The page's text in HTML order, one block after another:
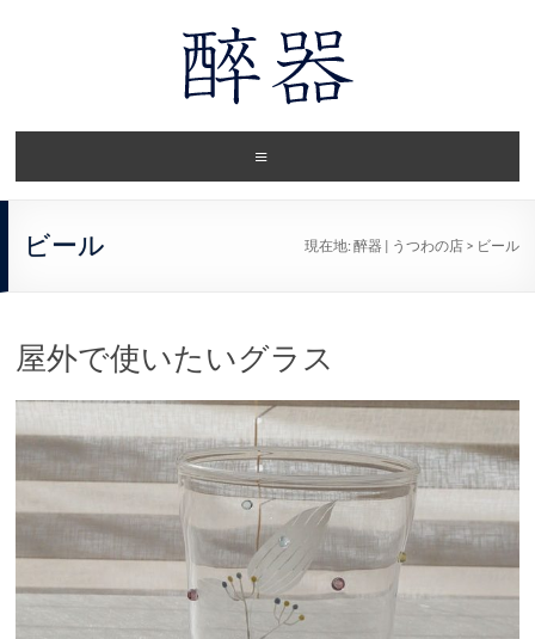
ビール 現在地: 醉器 | うつわの店> ビール
屋外で使いたいグラス